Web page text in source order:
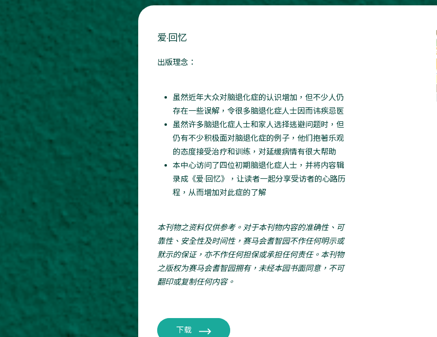
爱‧回忆
出版理念：
虽然近年大众对脑退化症的认识增加，但不少人仍
存在一些误解，令很多脑退化症人士因而讳疾忌医
虽然许多脑退化症人士和家人选择逃避问题时，但
仍有不少积极面对脑退化症的例子，他们抱著乐观
的态度接受治疗和训练，对延缓病情有很大帮助
本中心访问了四位初期脑退化症人士，并将内容辑
录成《爱‧回忆》，让读者一起分享受访者的心路历
程，从而增加对此症的了解
本刊物之资料仅供参考。对于本刊物内容的准确性、可
靠性、安全性及时间性，赛马会耆智园不作任何明示或
默示的保证，亦不作任何担保或承担任何责任。本刊物
之版权为赛马会耆智园拥有，未经本园书面同意，不可
翻印或复制任何内容。
下载